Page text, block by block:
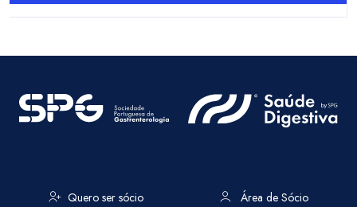
Quero ser sócio Área de Sócio